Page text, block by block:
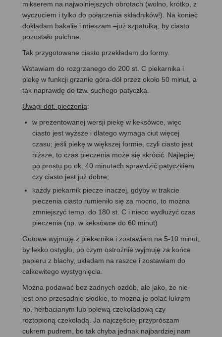
mikserem na najwolniejszych obrotach (wolno, krótko, z
wyczuciem i tylko do połączenia składników!). Na koniec
dokładam bakalie i mieszam –już szpatułką, by ciasto
pozostało pulchne.
Tak przygotowane ciasto przekładam do formy.
Wstawiam do rozgrzanego do 200 st. C piekarnika i
piekę w funkcji grzanie góra-dół przez około 50 minut, a
tak naprawdę do tzw. suchego patyczka.
Uwagi dot. pieczenia:
w prezentowanej wersji piekę w keksówce, więc
ciasto jest wyższe i dlatego wymaga ciut więcej
czasu; jeśli piekę w większej formie, czyli ciasto jest
niższe, to czas pieczenia może się skrócić. Najlepiej
po prostu po ok. 40 minutach sprawdzić patyczkiem
czy ciasto jest już dobre;
każdy piekarnik piecze inaczej, gdyby w trakcie
pieczenia ciasto rumieniło się za mocno, to można
zmniejszyć temp. do 180 st. C i nieco wydłużyć czas
pieczenia (np. w keksówce do 60 minut)
Gotowe wyjmuję z piekarnika i zostawiam na 5-10 minut,
by lekko ostygło, po czym ostrożnie wyjmuję za końce
papieru z blachy, układam na raszce i zostawiam do
całkowitego wystygnięcia.
Można podawać bez żadnych ozdób, ale jako, że nie
jest ono przesadnie słodkie, to można je polać lukrem
np. herbacianym lub polewą czekoladową czy
roztopioną czekoladą. Ja najczęściej przyprószam
cukrem pudrem, bo tak chyba jednak najbardziej nam